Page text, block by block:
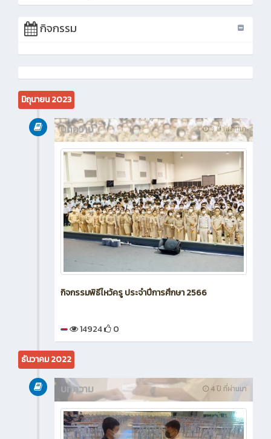
กิจกรรม
มิถุนายน 2023
3 ปี ที่ผ่านมา
บทความ
กิจกรรมพิธีไหว้ครู ประจำปีการศึกษา 2566
14924 0
ธันวาคม 2022
4 ปี ที่ผ่านมา
บทความ